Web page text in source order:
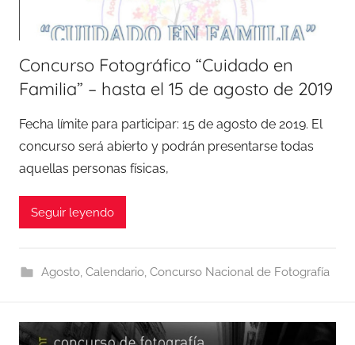
Concurso Fotográfico “Cuidado en
Familia” – hasta el 15 de agosto de 2019
Fecha límite para participar: 15 de agosto de 2019. El
concurso será abierto y podrán presentarse todas
aquellas personas físicas,
Seguir leyendo
Agosto, Calendario, Concurso Nacional de Fotografía